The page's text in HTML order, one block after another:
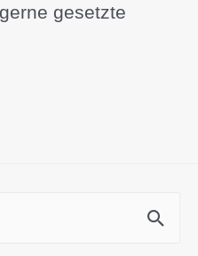
gesetzte